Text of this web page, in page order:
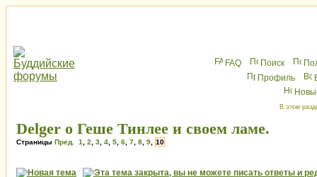
FAQ Поиск
Профиль
В этом
Delger о Геше Тинлее и своем ламе.
Страницы Пред. 1 2 3 4 5 6 7 8 9 10